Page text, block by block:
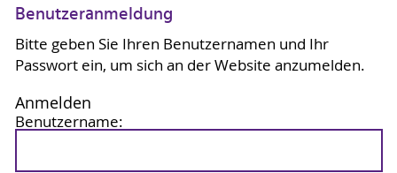
Benutzeranmeldung
Bitte geben Sie Ihren Benutzernamen und Ihr
Passwort ein, um sich an der Website anzumelden.
Anmelden
Benutzername: